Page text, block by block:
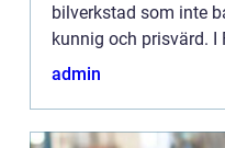
bilverkstad som inte
kunnig och prisvärd. I
admin